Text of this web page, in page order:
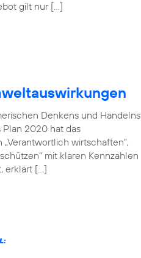
gilt nur […]
Denkens und Handelns
Plan 2020 hat das
wirtschaften“,
mit klaren Kennzahlen
erklärt […]